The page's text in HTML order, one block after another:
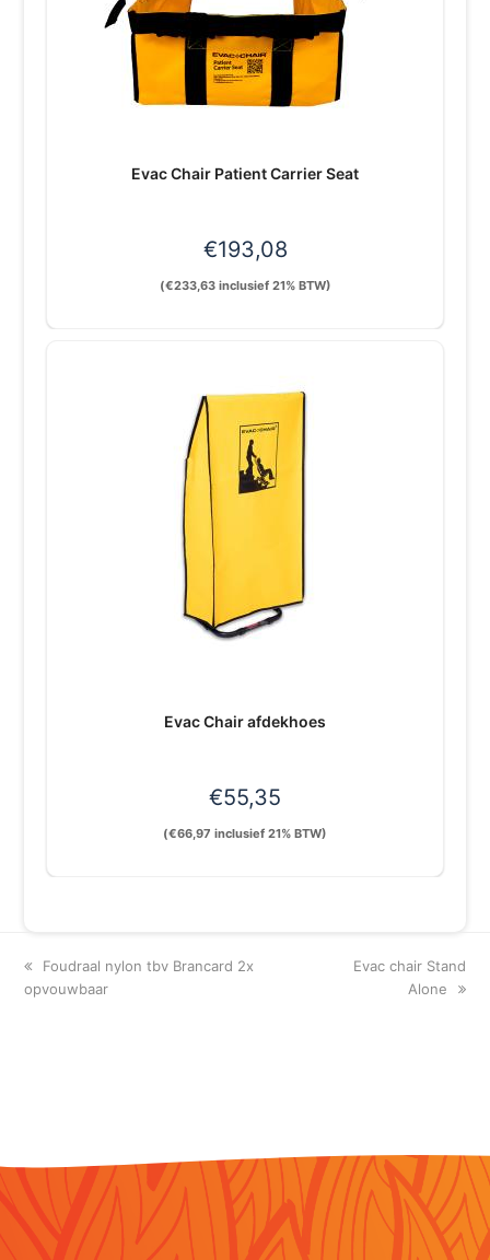
Evac Chair Patient Carrier Seat
€193,08
(€233,63inclusief 21% BTW)
Evac Chair afdekhoes
€55,35
(€66,97 inclusief 21% BTW)
previous
post:
Foudraal nylon tbv Brancard 2x
opvouwbaar
next
Evac chair Stand
Alone